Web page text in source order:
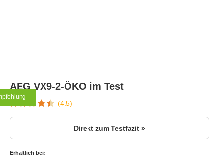
AEG VX9-2-ÖKO im Test
(4.5)
Direkt zum Testfazit »
Erhältlich bei: